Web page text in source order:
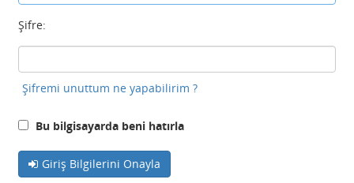
Şifre:
Şifremi unuttum ne yapabilirim ?
Bu bilgisayarda beni hatırla
Giriş Bilgilerini Onayla